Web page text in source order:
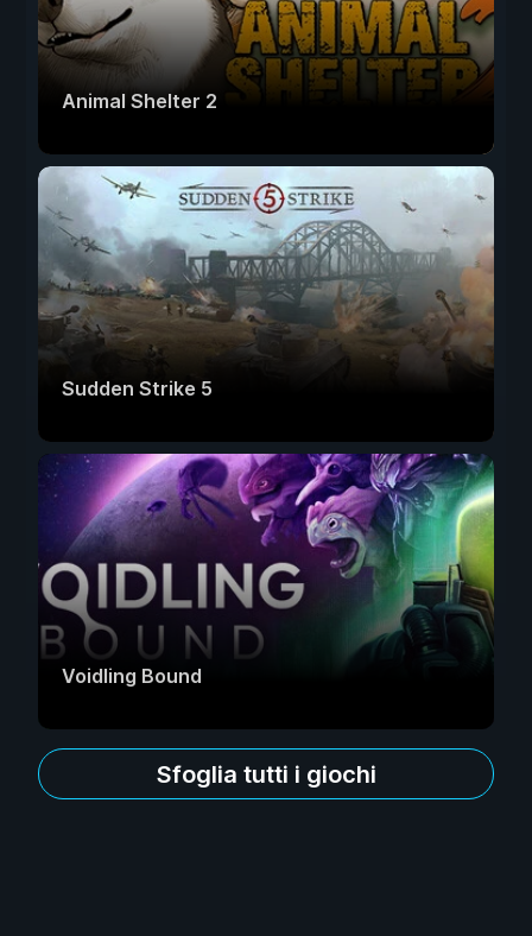
Animal Shelter 2
Sudden Strike 5
Voidling Bound
Sfoglia tutti i giochi